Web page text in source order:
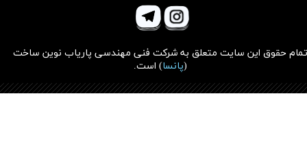
تمام حقوق این سایت متعلق به شرکت فنی مهندسی پاریاب نوین ساخت
(پانسا) است.